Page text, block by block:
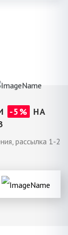
-5%
НА
рассылка 1-2